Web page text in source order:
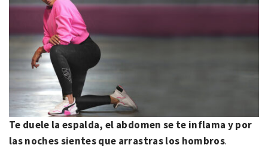
Te duele la espalda, el abdomen se te inflama y por
las noches sientes que arrastras los hombros.